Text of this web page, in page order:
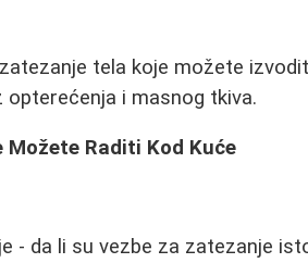
tela koje možete
i masnog tkiva.
Možete Raditi Kod Kuće
- da li su vezbe za zatezanje